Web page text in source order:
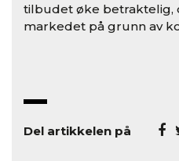
tilbudet øke betraktelig,
markedet på grunn av
Del artikkelen på